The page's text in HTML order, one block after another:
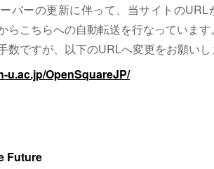
バーの更新に伴って、当サイトのURL
らこちらへの自動転送を行なっていま
数ですが、以下のURLへ変更をお願いし
u.ac.jp/OpenSquareJP/
Future